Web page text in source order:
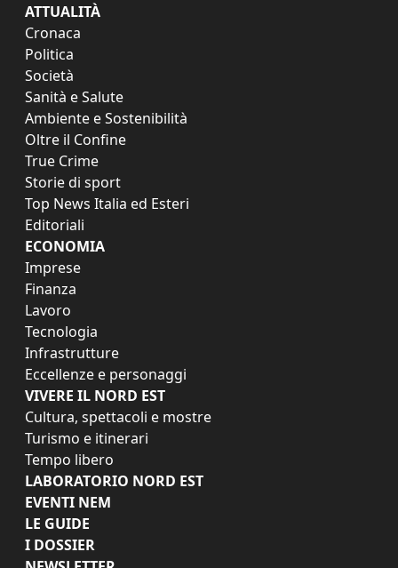
ATTUALITÀ
Cronaca
Politica
Società
Sanità e Salute
Ambiente e Sostenibilità
Oltre il Confine
True Crime
Storie di sport
Top News Italia ed Esteri
Editoriali
ECONOMIA
Imprese
Finanza
Lavoro
Tecnologia
Infrastrutture
Eccellenze e personaggi
VIVERE IL NORD EST
Cultura, spettacoli e mostre
Turismo e itinerari
Tempo libero
LABORATORIO NORD EST
EVENTI NEM
LE GUIDE
I DOSSIER